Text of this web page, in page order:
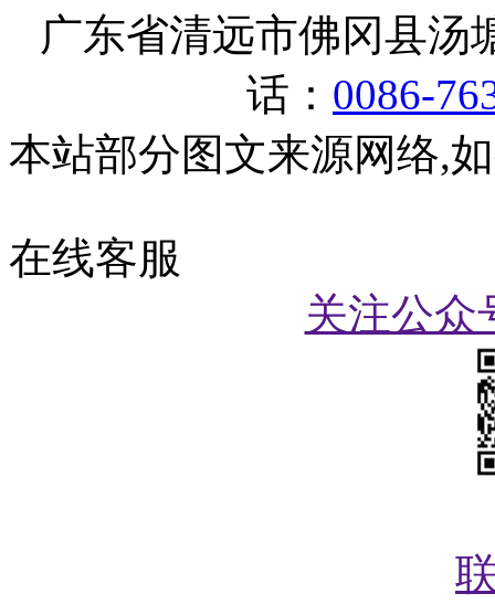
广东省清远市佛冈县汤
话： 0086-
本站部分图文来源网络,
在线客服
关注公众